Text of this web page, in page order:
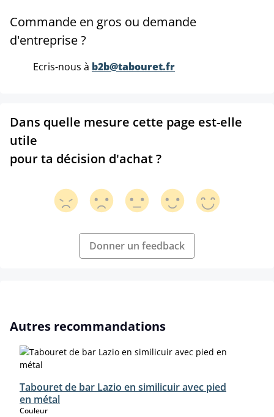
Commande en gros ou demande
d'entreprise ?
Ecris-nous à b2b@tabouret.fr
Dans quelle mesure cette page est-elle
utile
pour ta décision d'achat ?
Donner un feedback
Ignorer la galerie de produits
Autres recommandations
Tabouret de bar Lazio en similicuir avec pied
en métal
Couleurselect